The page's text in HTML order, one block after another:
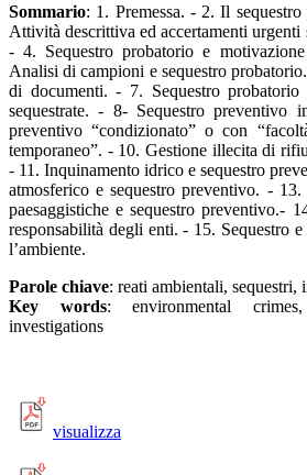
Sommario: 1. Premessa. - 2. Il
Attività descrittiva ed accertamenti urgenti
- 4. Sequestro probatorio e
Analisi di campioni e sequestro
di documenti. - 7. Sequestro probatorio
sequestrate. - 8- Sequestro preventivo
preventivo “condizionato” o con
temporaneo”. - 10. Gestione illecita di
- 11. Inquinamento idrico e sequestro
atmosferico e sequestro preventivo. -
paesaggistiche e sequestro preventivo.-
responsabilità degli enti. - 15. Sequestro
l’ambiente.
Parole chiave: reati ambientali,
Key words: environmental
investigations
visualizza